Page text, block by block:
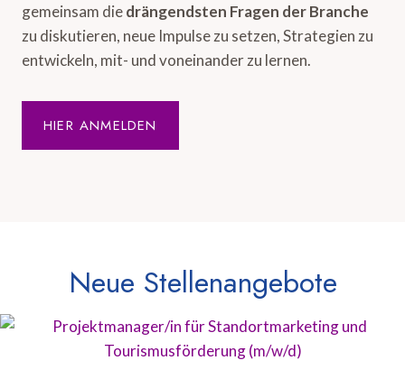
gemeinsam diedrängendsten Fragen der Branche
zu diskutieren, neue Impulse zu setzen, Strategien zu
entwickeln, mit- und voneinander zu lernen.
HIER ANMELDEN
Neue Stellenangebote